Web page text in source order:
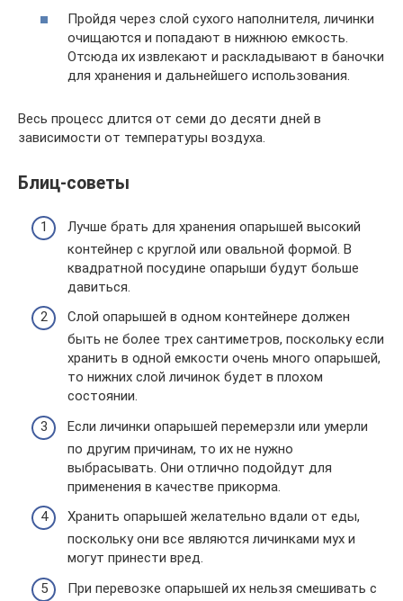
Пройдя через слой сухого наполнителя, личинки
очищаются и попадают в нижнюю емкость.
Отсюда их извлекают и раскладывают в баночки
для хранения и дальнейшего использования.
Весь процесс длится от семи до десяти дней в
зависимости от температуры воздуха.
Блиц-советы
Лучше брать для хранения опарышей высокий
контейнер с круглой или овальной формой. В
квадратной посудине опарыши будут больше
давиться.
Слой опарышей в одном контейнере должен
быть не более трех сантиметров, поскольку если
хранить в одной емкости очень много опарышей,
то нижних слой личинок будет в плохом
состоянии.
Если личинки опарышей перемерзли или умерли
по другим причинам, то их не нужно
выбрасывать. Они отлично подойдут для
применения в качестве прикорма.
Хранить опарышей желательно вдали от еды,
поскольку они все являются личинками мух и
могут принести вред.
При перевозке опарышей их нельзя смешивать с